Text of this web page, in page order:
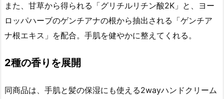
また、甘草から得られる「グリチルリチン酸2K」と、ヨー
ロッパハーブのゲンチアナの根から抽出される「ゲンチア
ナ根エキス」を配合。手肌を健やかに整えてくれる。
2種の香りを展開
同商品は、手肌と髪の保湿にも使える2wayハンドクリーム